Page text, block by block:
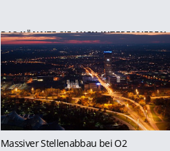
DAS KÖNNTE SIE AUCH INTERESSIEREN:
Massiver Stellenabbau bei O2